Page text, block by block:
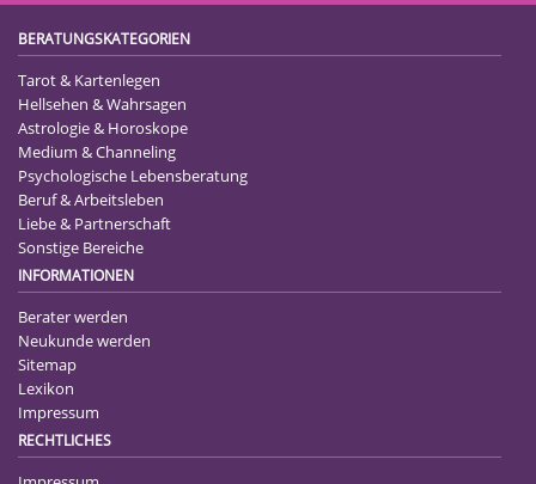
BERATUNGSKATEGORIEN
Tarot & Kartenlegen
Hellsehen & Wahrsagen
Astrologie & Horoskope
Medium & Channeling
Psychologische Lebensberatung
Beruf & Arbeitsleben
Liebe & Partnerschaft
Sonstige Bereiche
INFORMATIONEN
Berater werden
Neukunde werden
Sitemap
Lexikon
Impressum
RECHTLICHES